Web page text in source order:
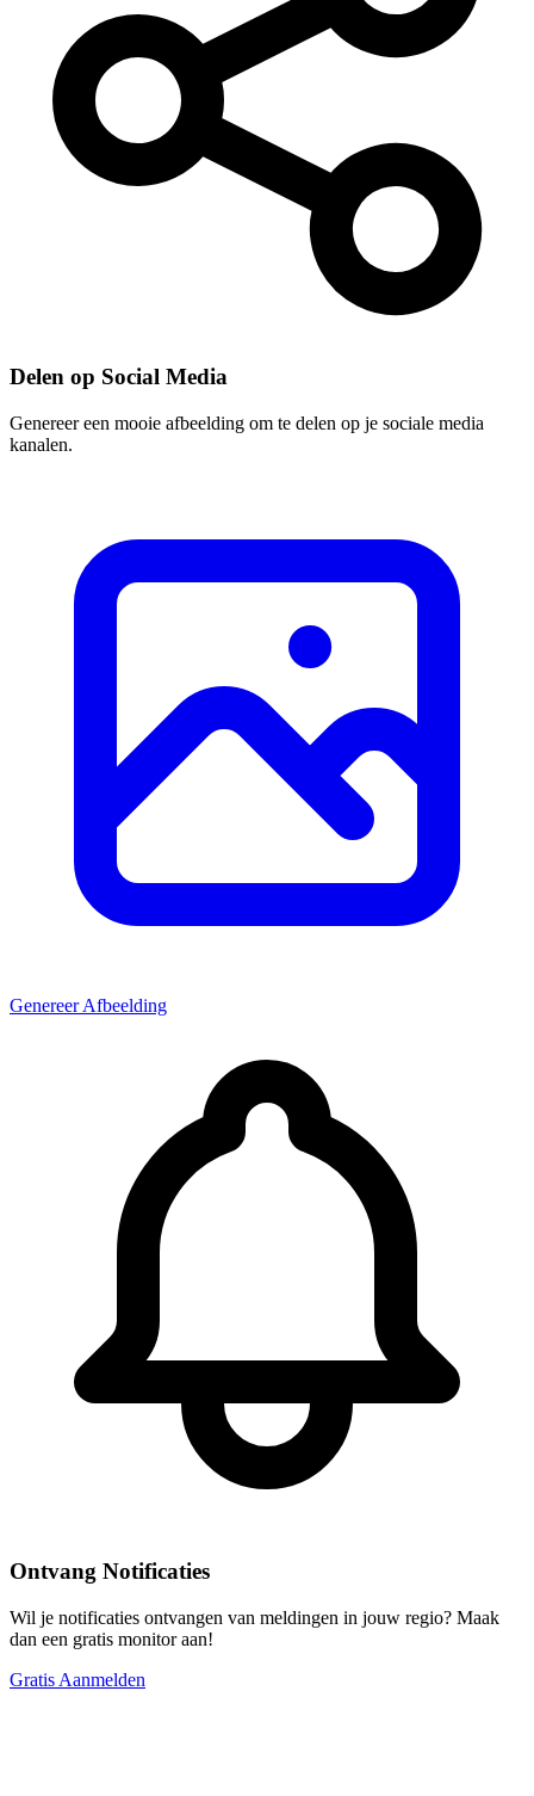
Delen op Social Media
Genereer een mooie afbeelding om te delen op je sociale media
kanalen.
Genereer Afbeelding
Ontvang Notificaties
Wil je notificaties ontvangen van meldingen in jouw regio? Maak
dan een gratis monitor aan!
Gratis Aanmelden